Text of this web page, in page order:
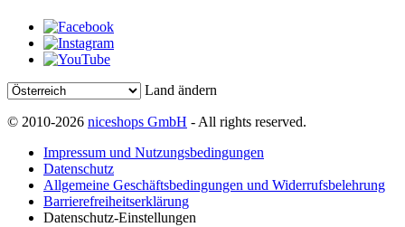
Land ändern
© 2010-2026 niceshops GmbH - All rights reserved.
Impressum und Nutzungsbedingungen
Datenschutz
Allgemeine Geschäftsbedingungen und Widerrufsbelehrung
Barrierefreiheitserklärung
Datenschutz-Einstellungen